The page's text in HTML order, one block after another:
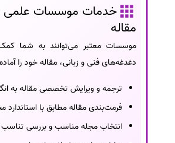
خدمات موسسات علمی
مقاله
موسسات معتبر می‌توانند به شما
دغدغه‌های فنی و زبانی، مقاله خود را
ترجمه و ویرایش تخصصی مقاله به
فرمت‌بندی مقاله مطابق با استاندارد
انتخاب مجله مناسب و بررسی